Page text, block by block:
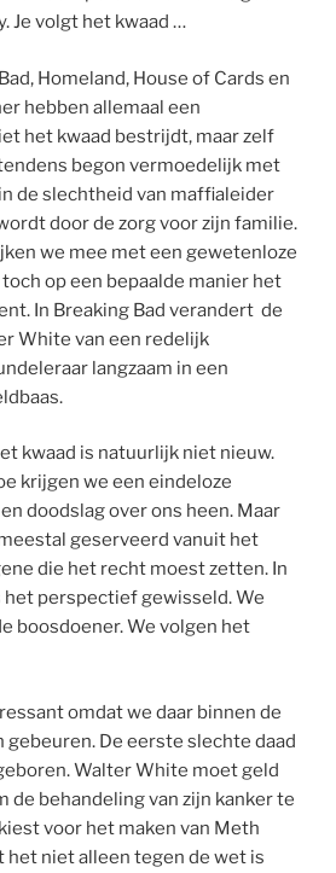
Je volgt het kwaad …
Homeland, House of Cards en
hebben allemaal een
het kwaad bestrijdt, maar zelf
begon vermoedelijk met
de slechtheid van maffialeider
door de zorg voor zijn familie.
we mee met een gewetenloze
op een bepaalde manier het
In Breaking Bad verandert de
White van een redelijk
langzaam in een
kwaad is natuurlijk niet nieuw.
krijgen we een eindeloze
doodslag over ons heen. Maar
geserveerd vanuit het
die het recht moest zetten. In
perspectief gewisseld. We
boosdoener. We volgen het
omdat we daar binnen de
gebeuren. De eerste slechte daad
Walter White moet geld
de behandeling van zijn kanker te
voor het maken van Meth
het niet alleen tegen de wet is